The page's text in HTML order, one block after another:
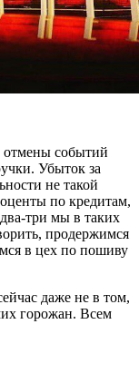
отмены событий
Убыток за
не такой
по кредитам,
три мы в таких
продержимся
в цех по пошиву
даже не в том,
горожан. Всем